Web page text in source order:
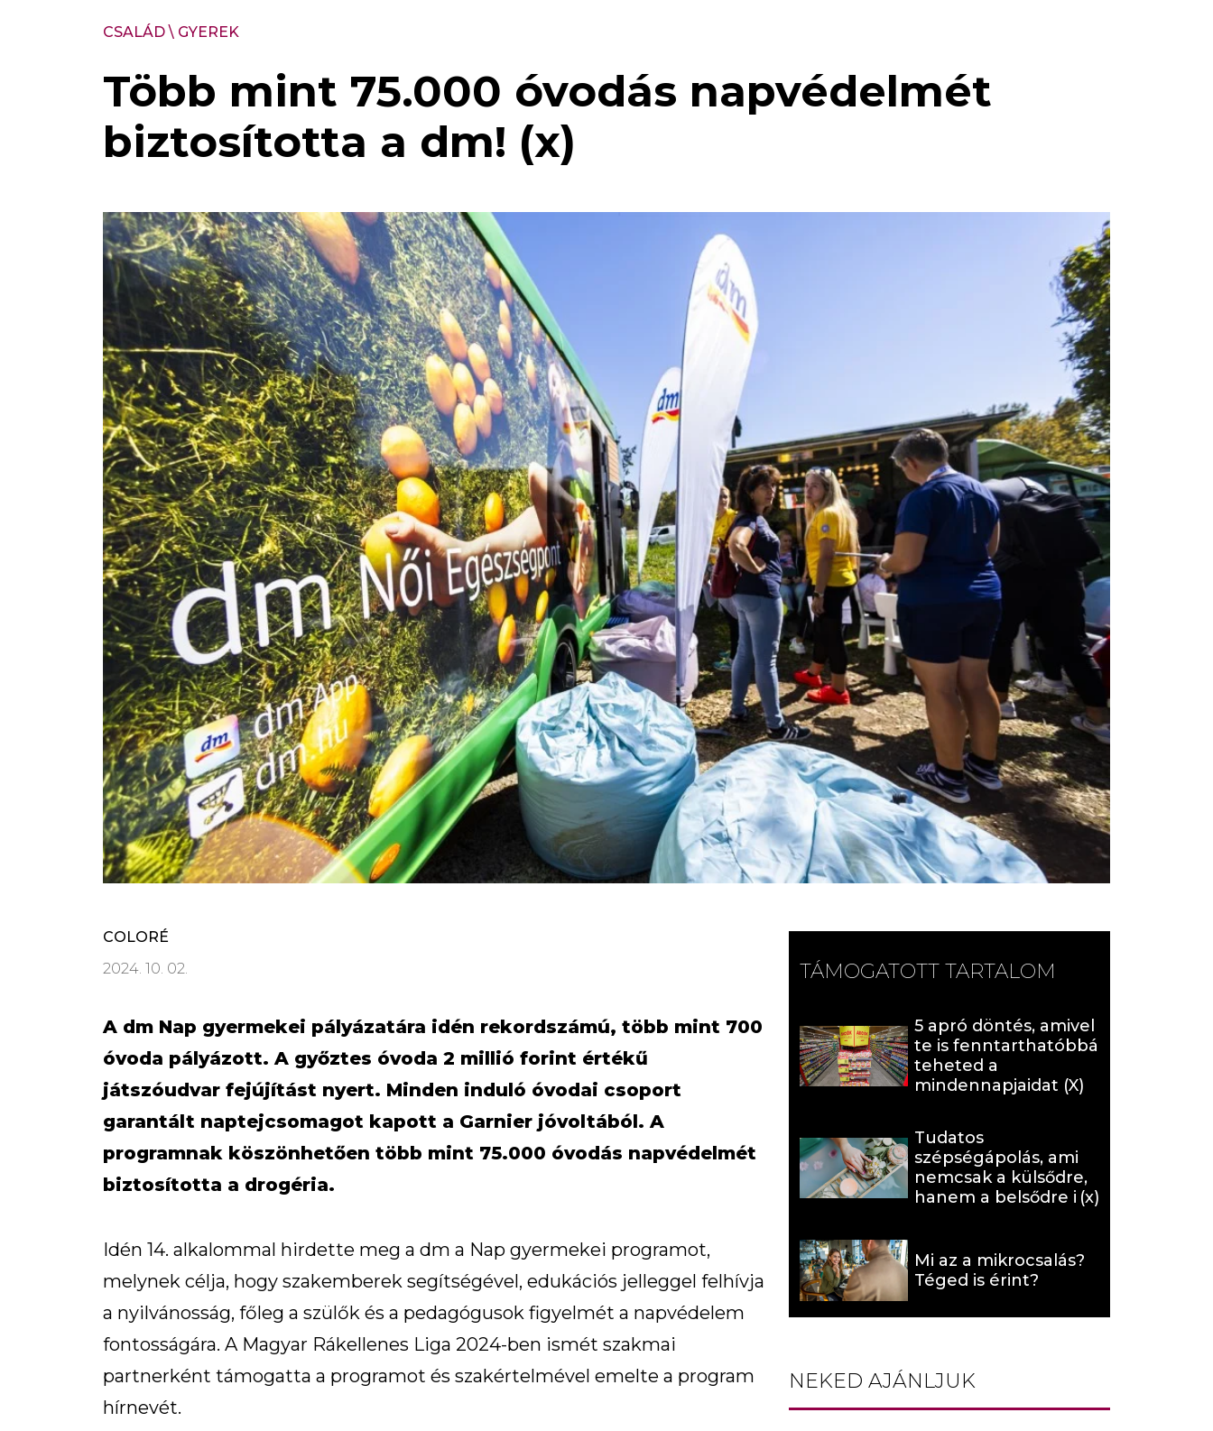
CSALÁD\ GYEREK
Több mint 75.000 óvodás napvédelmét
biztosította a dm! (x)
COLORÉ
2024. 10. 02.
A dm Nap gyermekei pályázatára idén rekordszámú, több mint 700
óvoda pályázott. A győztes óvoda 2 millió forint értékű
játszóudvar fejújítást nyert. Minden induló óvodai csoport
garantált naptejcsomagot kapott a Garnier jóvoltából. A
programnak köszönhetően több mint 75.000 óvodás napvédelmét
biztosította a drogéria.
Idén 14. alkalommal hirdette meg a dm a Nap gyermekei programot,
melynek célja, hogy szakemberek segítségével, edukációs jelleggel felhívja
a nyilvánosság, főleg a szülők és a pedagógusok figyelmét a napvédelem
fontosságára. A Magyar Rákellenes Liga 2024-ben ismét szakmai
partnerként támogatta a programot és szakértelmével emelte a program
hírnevét.
TÁMOGATOTT TARTALOM
5 apró döntés, amivel
te is fenntarthatóbbá
teheted a
mindennapjaidat (X)
Tudatos
szépségápolás, ami
nemcsak a külsődre,
hanem a belsődre is
Mi az a mikrocsalás?
Téged is érint?
NEKED AJÁNLJUK